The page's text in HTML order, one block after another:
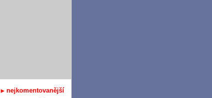
nejkomentovanější